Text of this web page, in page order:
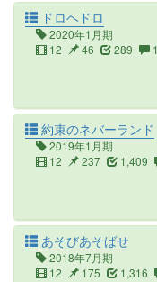
ドロヘドロ
2020年1月期
12
46 289 1
約束のネバーランド
2019年1月期
12
237 1,409
あそびあそばせ
2018年7月期
12
175 1,316